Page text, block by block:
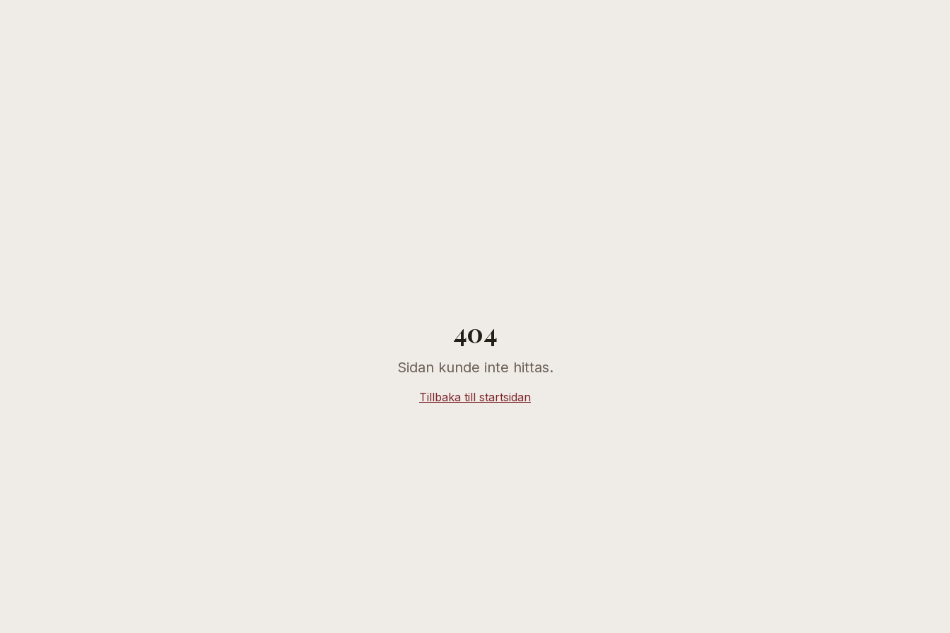
404
Sidan kunde inte hittas.
Tillbaka till startsidan